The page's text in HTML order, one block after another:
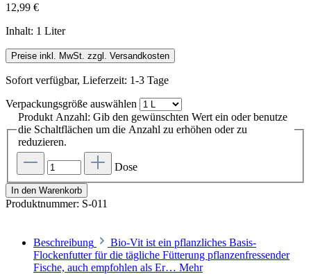
12,99 €
Inhalt: 1 Liter
Preise inkl. MwSt. zzgl. Versandkosten
Sofort verfügbar, Lieferzeit: 1-3 Tage
Verpackungsgröße auswählen
Produkt Anzahl: Gib den gewünschten Wert ein oder benutze
die Schaltflächen um die Anzahl zu erhöhen oder zu
reduzieren.
Dose
In den Warenkorb
Produktnummer: S-011
Beschreibung
Bio-Vit ist ein pflanzliches Basis-
Flockenfutter für die tägliche Fütterung pflanzenfressender
Fische, auch empfohlen als Er… Mehr